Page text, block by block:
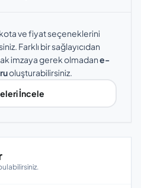
kota ve fiyat seçeneklerini
Farklı bir sağlayıcıdan
imzaya gerek olmadane-
oluşturabilirsiniz.
İncele